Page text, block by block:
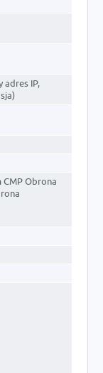
adres IP,
Obrona